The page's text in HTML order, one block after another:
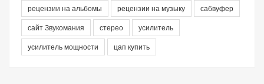
рецензии на альбомы
рецензии на музыку
сабвуфер
сайт Звукомания
стерео
усилитель
усилитель мощности
цап купить